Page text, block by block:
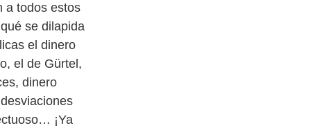
a todos estos
se dilapida
el dinero
el de Gürtel,
dinero
¡Ya